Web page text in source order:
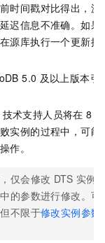
时间戳对比得出，源
迟信息不准确。如果
源库执行一个更新操
5.0 及以上版本引
技术支持人员将在 8
实例的过程中，可能
作。
仅会修改 DTS 实例
的参数进行修改。 可
不限于修改实例参数